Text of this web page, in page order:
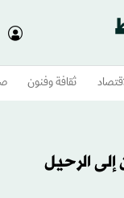
ثقافة وفنون
الرحيل